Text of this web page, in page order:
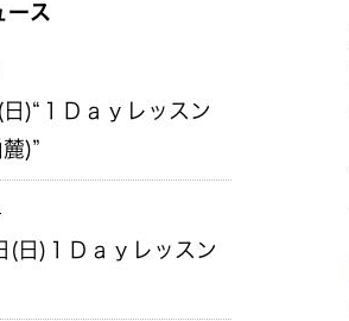
ース
)“１Ｄａｙレッスン
)”
日)１Ｄａｙレッスン